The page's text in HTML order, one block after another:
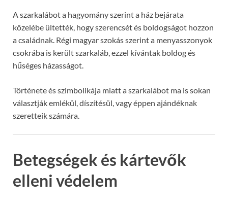
A szarkalábot a hagyomány szerint a ház bejárata
közelébe ültették, hogy szerencsét és boldogságot hozzon
a családnak. Régi magyar szokás szerint a menyasszonyok
csokrába is került szarkaláb, ezzel kívántak boldog és
hűséges házasságot.
Története és szimbolikája miatt a szarkalábot ma is sokan
választják emlékül, díszítésül, vagy éppen ajándéknak
szeretteik számára.
Betegségek és kártevők
elleni védelem